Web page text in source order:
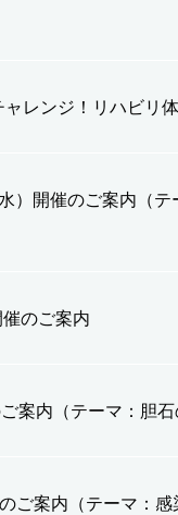
レンジ！リハビリ
開催のご案内（テ
のご案内
内（テーマ：胆石
案内（テーマ：感